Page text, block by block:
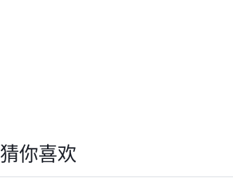
猜你喜欢